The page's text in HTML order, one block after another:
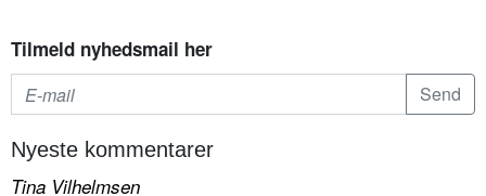
Tilmeld nyhedsmail her
Nyeste kommentarer
Tina Vilhelmsen